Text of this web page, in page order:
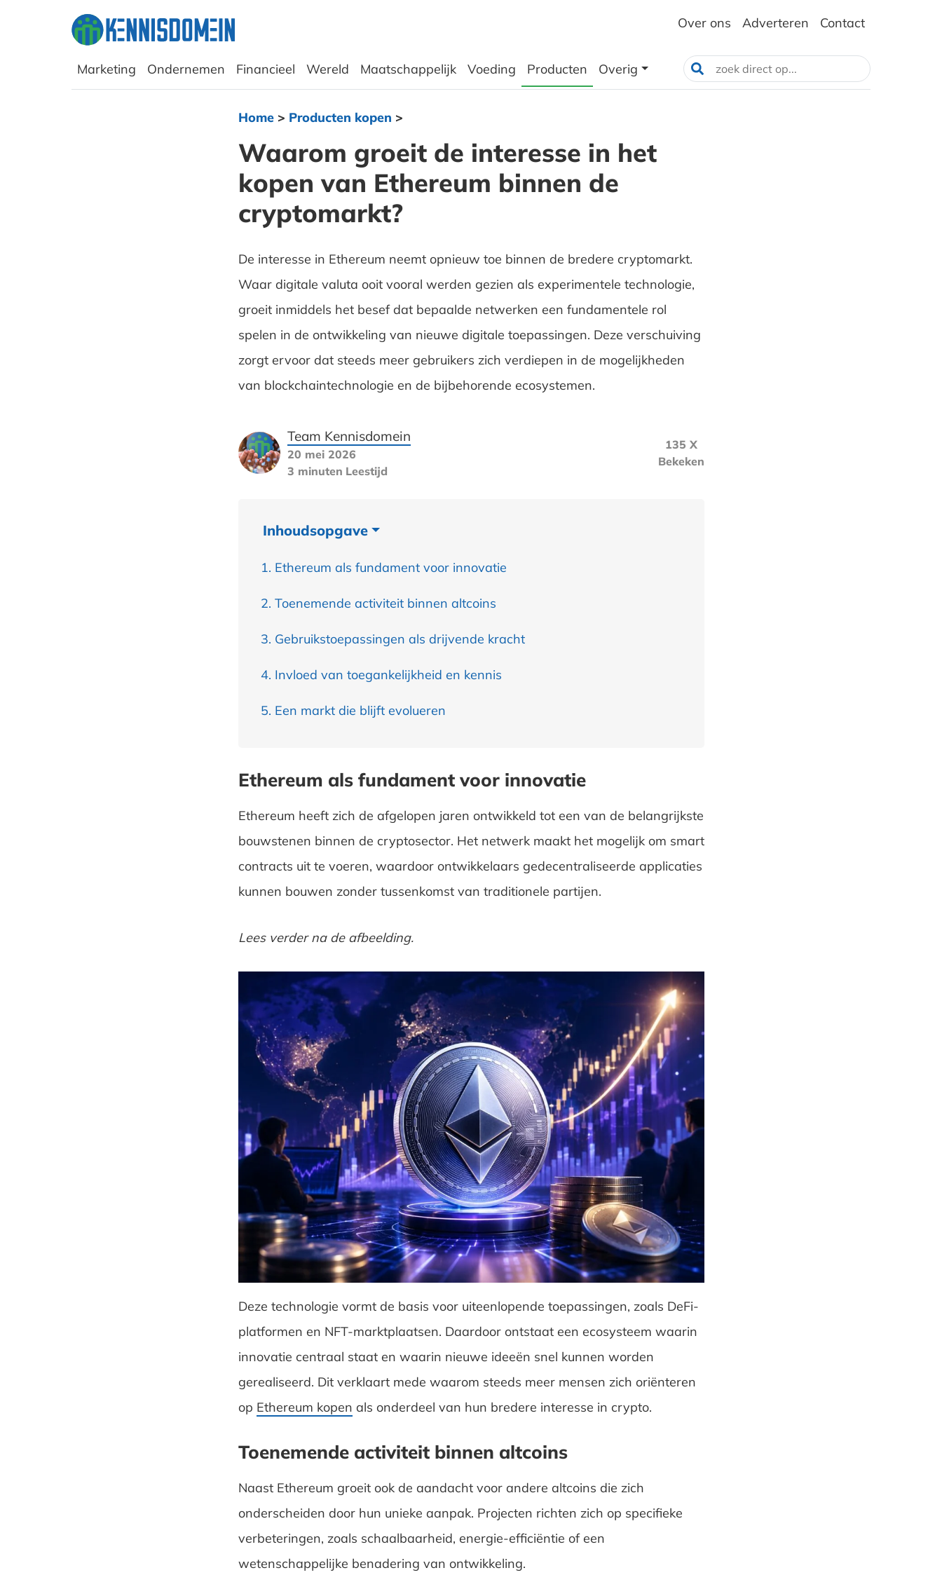
Over ons Adverteren Contact
Marketing Ondernemen Financieel Wereld Maatschappelijk Voeding Producten Overig
Home> Producten kopen >
Waarom groeit de interesse in het
kopen van Ethereum binnen de
cryptomarkt?
De interesse in Ethereum neemt opnieuw toe binnen de bredere cryptomarkt.
Waar digitale valuta ooit vooral werden gezien als experimentele technologie,
groeit inmiddels het besef dat bepaalde netwerken een fundamentele rol
spelen in de ontwikkeling van nieuwe digitale toepassingen. Deze verschuiving
zorgt ervoor dat steeds meer gebruikers zich verdiepen in de mogelijkheden
van blockchaintechnologie en de bijbehorende ecosystemen.
Team Kennisdomein
20 mei 2026
3 minuten Leestijd
135 X
Bekeken
Inhoudsopgave
Ethereum als fundament voor innovatie
Toenemende activiteit binnen altcoins
Gebruikstoepassingen als drijvende kracht
Invloed van toegankelijkheid en kennis
Een markt die blijft evolueren
Ethereum als fundament voor innovatie
Ethereum heeft zich de afgelopen jaren ontwikkeld tot een van de belangrijkste
bouwstenen binnen de cryptosector. Het netwerk maakt het mogelijk om smart
contracts uit te voeren, waardoor ontwikkelaars gedecentraliseerde applicaties
kunnen bouwen zonder tussenkomst van traditionele partijen.
Lees verder na de afbeelding.
Deze technologie vormt de basis voor uiteenlopende toepassingen, zoals DeFi-
platformen en NFT-marktplaatsen. Daardoor ontstaat een ecosysteem waarin
innovatie centraal staat en waarin nieuwe ideeën snel kunnen worden
gerealiseerd. Dit verklaart mede waarom steeds meer mensen zich oriënteren
op Ethereum kopen als onderdeel van hun bredere interesse in crypto.
Toenemende activiteit binnen altcoins
Naast Ethereum groeit ook de aandacht voor andere altcoins die zich
onderscheiden door hun unieke aanpak. Projecten richten zich op specifieke
verbeteringen, zoals schaalbaarheid, energie-efficiëntie of een
wetenschappelijke benadering van ontwikkeling.